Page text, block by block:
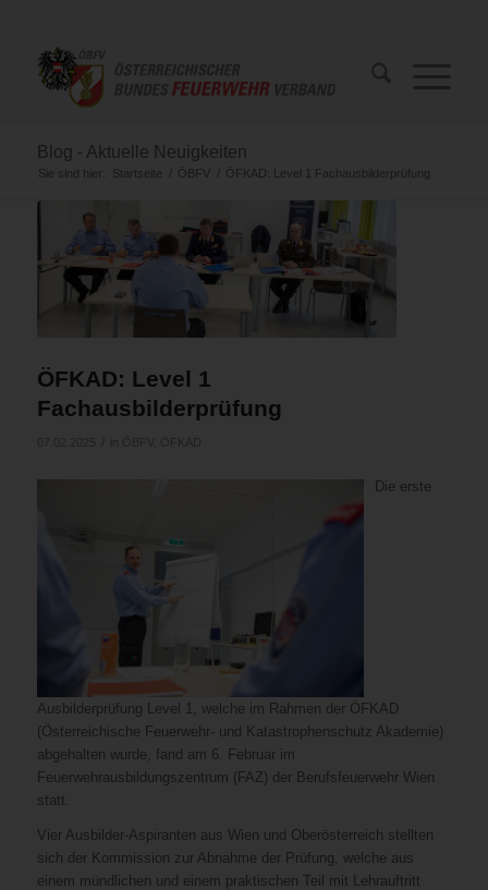
Blog - Aktuelle Neuigkeiten
Sie sind hier: Startseite / ÖBFV / ÖFKAD: Level 1 Fachausbilderprüfung
ÖFKAD: Level 1
Fachausbilderprüfung
Die erste
Ausbilderprüfung Level 1, welche im Rahmen der ÖFKAD
(Österreichische Feuerwehr- und Katastrophenschutz Akademie)
abgehalten wurde, fand am 6. Februar im
Feuerwehrausbildungszentrum (FAZ) der Berufsfeuerwehr Wien
statt.
Vier Ausbilder-Aspiranten aus Wien und Oberösterreich stellten
sich der Kommission zur Abnahme der Prüfung, welche aus
einem mündlichen und einem praktischen Teil mit Lehrauftritt